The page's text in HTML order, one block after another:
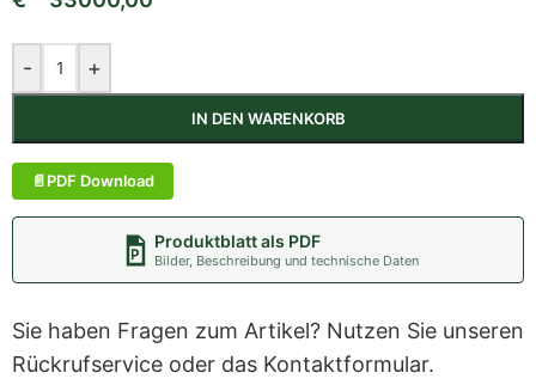
- +
IN DEN WARENKORB
PDF Download
Produktblatt als PDF
Bilder, Beschreibung und technische Daten
Sie haben Fragen zum Artikel? Nutzen Sie unseren
Rückrufservice oder das Kontaktformular.